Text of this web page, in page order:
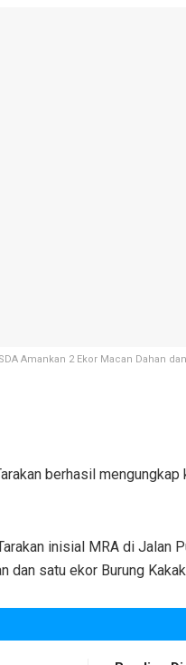
Amankan 2 Ekor Macan Dahan
berhasil
inisial MRA di Jalan
dan satu ekor Burung Kakak